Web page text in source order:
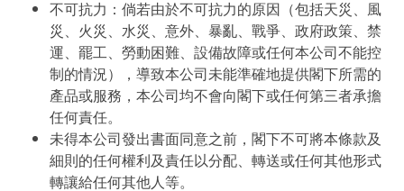
不可抗力：倘若由於不可抗力的原因（包括天災、風
災、火災、水災、意外、暴亂、戰爭、政府政策、禁
運、罷工、勞動困難、設備故障或任何本公司不能控
制的情況），導致本公司未能準確地提供閣下所需的
產品或服務，本公司均不會向閣下或任何第三者承擔
任何責任。
未得本公司發出書面同意之前，閣下不可將本條款及
細則的任何權利及責任以分配、轉送或任何其他形式
轉讓給任何其他人等。